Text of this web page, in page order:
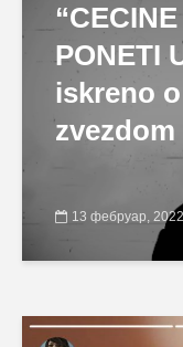
PONETI
iskreno
13 фебруар, 2022